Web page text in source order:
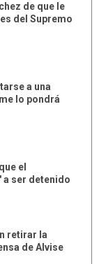
de que le
del Supremo
a una
lo pondrá
el
a ser detenido
retirar la
de Alvise